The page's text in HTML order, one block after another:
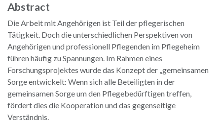
Abstract
Die Arbeit mit Angehörigen ist Teil der pflegerischen
Tätigkeit. Doch die unterschiedlichen Perspektiven von
Angehörigen und professionell Pflegenden im Pflegeheim
führen häufig zu Spannungen. Im Rahmen eines
Forschungsprojektes wurde das Konzept der „gemeinsamen
Sorge entwickelt: Wenn sich alle Beteiligten in der
gemeinsamen Sorge um den Pflegebedürftigen treffen,
fördert dies die Kooperation und das gegenseitige
Verständnis.